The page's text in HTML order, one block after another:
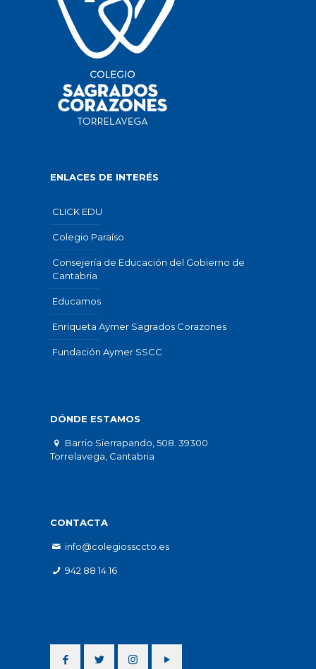
ENLACES DE INTERÉS
CLICK EDU
Colegio Paraíso
Consejería de Educación del Gobierno de
Cantabria
Educamos
Enriqueta Aymer Sagrados Corazones
Fundación Aymer SSCC
DÓNDE ESTAMOS
Barrio Sierrapando, 508. 39300
Torrelavega, Cantabria
CONTACTA
info@colegiossccto.es
942 88 14 16